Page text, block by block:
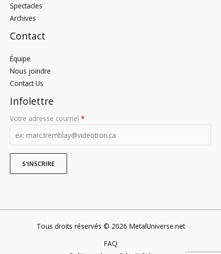
Spectacles
Archives
Contact
Équipe
Nous joindre
Contact Us
Infolettre
Votre adresse courriel *
Tous droits réservés © 2026 MetalUniverse.net
FAQ